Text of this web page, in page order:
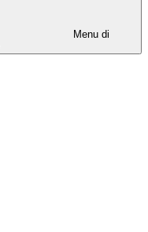
Menu di